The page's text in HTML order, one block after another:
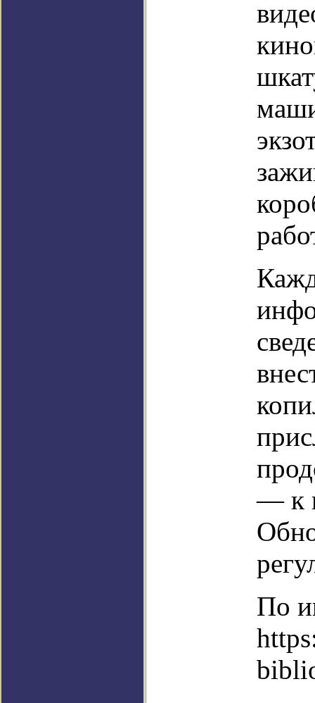
— к
По